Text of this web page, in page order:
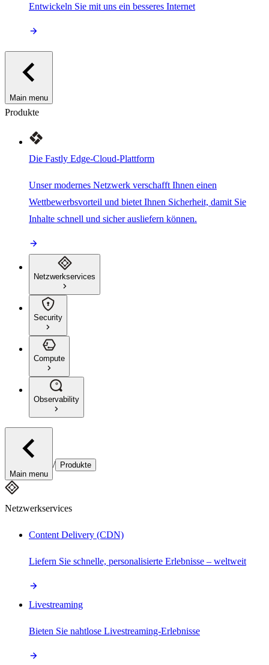
Entwickeln Sie mit uns ein besseres Internet
Main menu
Produkte
Die Fastly Edge-Cloud-Plattform
Unser modernes Netzwerk verschafft Ihnen einen
Wettbewerbsvorteil und bietet Ihnen Sicherheit, damit Sie
Inhalte schnell und sicher ausliefern können.
Netzwerkservices
Security
Compute
Observability
Main menu
/ Produkte
Netzwerkservices
Content Delivery (CDN)
Liefern Sie schnelle, personalisierte Erlebnisse – weltweit
Livestreaming
Bieten Sie nahtlose Livestreaming-Erlebnisse